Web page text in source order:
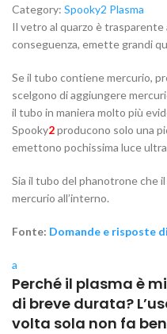
Category: Spooky2 Plasma
Il vetro al quarzo è
conseguenza, emette grandi
Se il tubo contiene mercurio,
scelgono di aggiungere
il tubo in maniera molto più
Spooky2producono solo una
emettono pochissima luce
Sia il tubo del phanotrone che
mercurio all’interno.
Fonte: Domande e risposte
a
Perché il plasma è
di breve durata?
volta sola non fa